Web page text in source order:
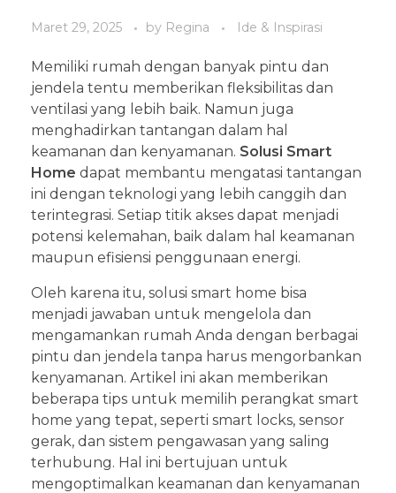
Maret 29, 2025 by Regina Ide & Inspirasi
Memiliki rumah dengan banyak pintu dan
jendela tentu memberikan fleksibilitas dan
ventilasi yang lebih baik. Namun juga
menghadirkan tantangan dalam hal
keamanan dan kenyamanan. Solusi Smart
Home dapat membantu mengatasi tantangan
ini dengan teknologi yang lebih canggih dan
terintegrasi. Setiap titik akses dapat menjadi
potensi kelemahan, baik dalam hal keamanan
maupun efisiensi penggunaan energi.
Oleh karena itu, solusi smart home bisa
menjadi jawaban untuk mengelola dan
mengamankan rumah Anda dengan berbagai
pintu dan jendela tanpa harus mengorbankan
kenyamanan. Artikel ini akan memberikan
beberapa tips untuk memilih perangkat smart
home yang tepat, seperti smart locks, sensor
gerak, dan sistem pengawasan yang saling
terhubung. Hal ini bertujuan untuk
mengoptimalkan keamanan dan kenyamanan